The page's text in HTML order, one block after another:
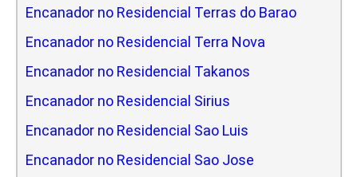
Encanador no Residencial Terras do Barao
Encanador no Residencial Terra Nova
Encanador no Residencial Takanos
Encanador no Residencial Sirius
Encanador no Residencial Sao Luis
Encanador no Residencial Sao Jose